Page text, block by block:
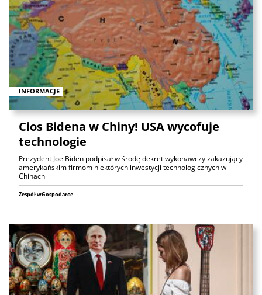
INFORMACJE
Cios Bidena w Chiny! USA wycofuje
technologie
Prezydent Joe Biden podpisał w środę dekret wykonawczy zakazujący
amerykańskim firmom niektórych inwestycji technologicznych w
Chinach
Zespół wGospodarce